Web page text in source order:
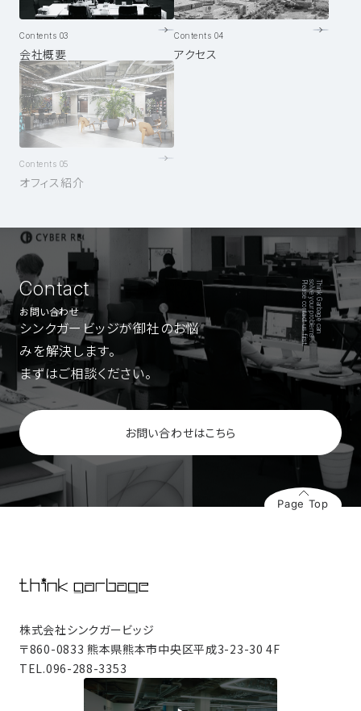
Contents 03
会社概要
Contents 04
アクセス
Contents 05
オフィス紹介
Contact
お問い合わせ
シンクガービッジが御社のお悩
みを解決します。
まずはご相談ください。
お問い合わせはこちら
Think Garbage can
solve your problems.
Please contact us first.
Page Top
株式会社シンクガービッジ
〒860-0833 熊本県熊本市中央区平成3-23-30 4F
TEL.096-288-3353